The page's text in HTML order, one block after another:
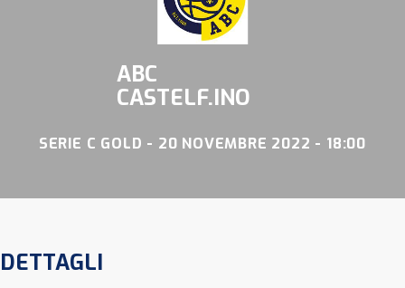
ABC
CASTELF.INO
SERIE C GOLD - 20 NOVEMBRE 2022 - 18:00
DETTAGLI